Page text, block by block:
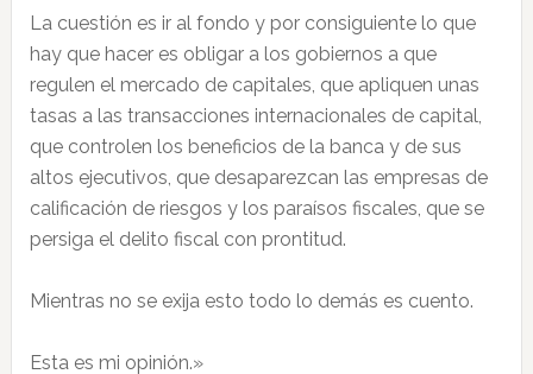
La cuestión es ir al fondo y por consiguiente lo que
hay que hacer es obligar a los gobiernos a que
regulen el mercado de capitales, que apliquen unas
tasas a las transacciones internacionales de capital,
que controlen los beneficios de la banca y de sus
altos ejecutivos, que desaparezcan las empresas de
calificación de riesgos y los paraísos fiscales, que se
persiga el delito fiscal con prontitud.
Mientras no se exija esto todo lo demás es cuento.
Esta es mi opinión.»